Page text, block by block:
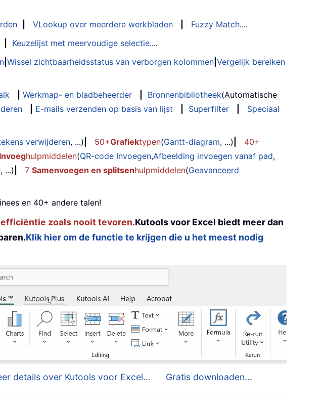
VLookup over meerdere werkbladen Fuzzy Match....
Keuzelijst met meervoudige selectie....
Wissel zichtbaarheidsstatus van verborgen kolommen Vergelijk bereiken
Werkmap- en bladbeheerder Bronnenbibliotheek(Automatische
E-mails verzenden op basis van lijst Superfilter
Speciaal
verwijderen, ...) 50+Grafiektypen(Gantt-diagram, ...)
40+
Invoeghulpmiddelen(QR-code Invoegen,Afbeelding invoegen vanaf pad,
, ...) 7 Samenvoegen en splitsenhulpmiddelen(Geavanceerd
en 40+ andere talen!
zoals nooit tevoren.Kutools voor Excel biedt meer dan
Klik hier om de functie te krijgen die u het meest nodig
details over Kutools voor Excel... Gratis downloaden...